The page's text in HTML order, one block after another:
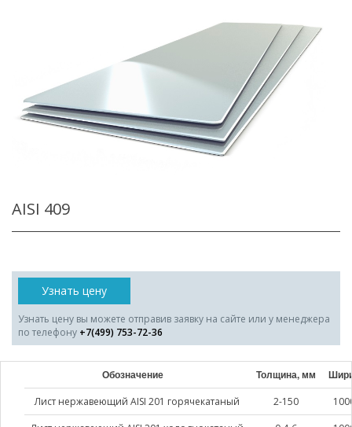
AISI 409
Узнать цену
Узнать цену вы можете отправив заявку на сайте или у менеджера
по телефону +7(499) 753-72-36
Обозначение Толщина, мм
Лист нержавеющий AISI 201 горячекатаный 2-150